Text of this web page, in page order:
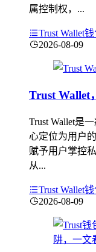
属控制权，...
Trust Wallet
2026-08-09
Trust Wallet
Trust Wallet是
心定位为用户
赋予用户掌控
从...
Trust Wallet
2026-08-09